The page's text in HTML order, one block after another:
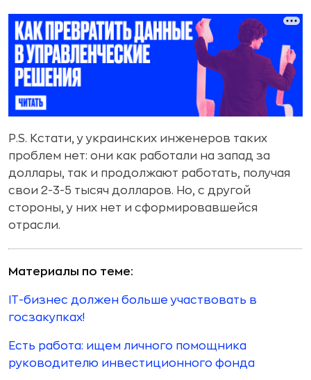
P.S. Кстати, у украинских инженеров таких
проблем нет: они как работали на запад за
доллары, так и продолжают работать, получая
свои 2-3-5 тысяч долларов. Но, с другой
стороны, у них нет и сформировавшейся
отрасли.
Материалы по теме:
IT-бизнес должен больше участвовать в
госзакупках!
Есть работа: ищем личного помощника
руководителю инвестиционного фонда